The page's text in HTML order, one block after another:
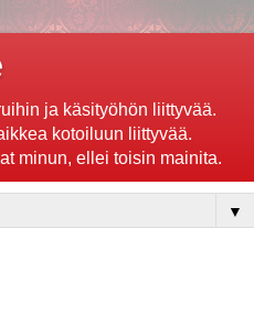
ja käsityöhön liittyvää.
kotoiluun liittyvää.
minun, ellei toisin mainita.
▼